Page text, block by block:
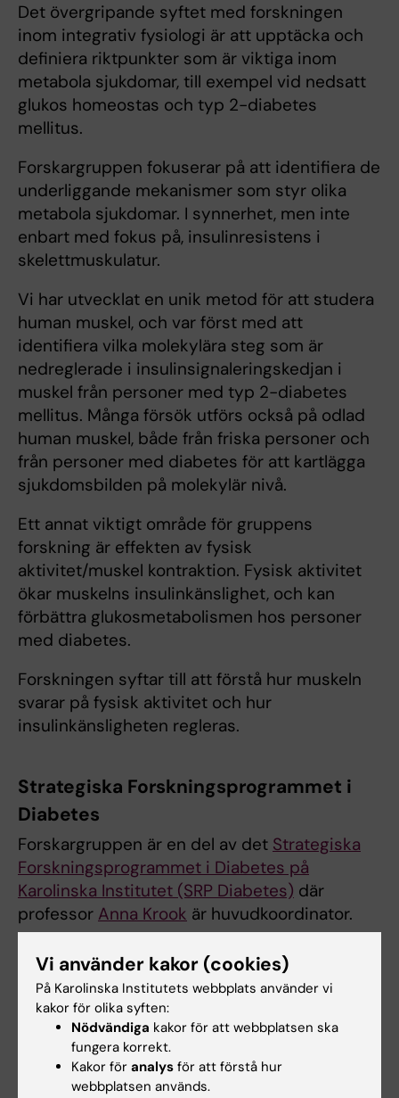
Det övergripande syftet med forskningen
inom integrativ fysiologi är att upptäcka och
definiera riktpunkter som är viktiga inom
metabola sjukdomar, till exempel vid nedsatt
glukos homeostas och typ 2-diabetes
mellitus.
Forskargruppen fokuserar på att identifiera de
underliggande mekanismer som styr olika
metabola sjukdomar. I synnerhet, men inte
enbart med fokus på, insulinresistens i
skelettmuskulatur.
Vi har utvecklat en unik metod för att studera
human muskel, och var först med att
identifiera vilka molekylära steg som är
nedreglerade i insulinsignaleringskedjan i
muskel från personer med typ 2-diabetes
mellitus. Många försök utförs också på odlad
human muskel, både från friska personer och
från personer med diabetes för att kartlägga
sjukdomsbilden på molekylär nivå.
Ett annat viktigt område för gruppens
forskning är effekten av fysisk
aktivitet/muskel kontraktion. Fysisk aktivitet
ökar muskelns insulinkänslighet, och kan
förbättra glukosmetabolismen hos personer
med diabetes.
Forskningen syftar till att förstå hur muskeln
svarar på fysisk aktivitet och hur
insulinkänsligheten regleras.
Strategiska Forskningsprogrammet i
Diabetes
Forskargruppen är en del av det Strategiska
Forskningsprogrammet i Diabetes på
Karolinska Institutet (SRP Diabetes) där
professor Anna Krook är huvudkoordinator.
Motion ger DNA-förändringar
Forskargruppen har tidigare publicerat en
internationellt uppmärksammad studie i
tidskriften Cell Metabolism.
Läs mer om forskning om inflammation och
Vi använder kakor (cookies)
På Karolinska Institutets webbplats använder vi
kakor för olika syften:
Nödvändiga kakor för att webbplatsen ska
fungera korrekt.
Kakor för analys för att förstå hur
webbplatsen används.